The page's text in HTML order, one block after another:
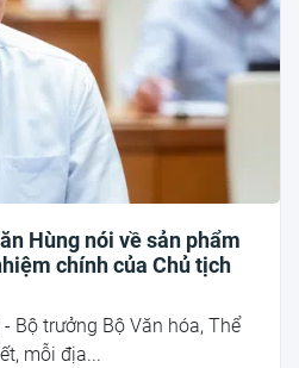
Hùng nói về sản phẩm
chính của Chủ tịch
Bộ trưởng Bộ Văn hóa, Thể
mỗi địa...